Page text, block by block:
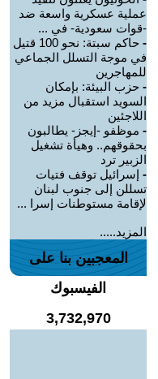
عملية عسكرية واسعة ضد
-قوات سعودية- في ...
-
حاكم سبتة: نحو 100 قتيل
في موجة التسلل الجماعي
للمهاجرين
- حزب البيئة: بإمكان
السويد استقبال مزيد من
اللاجئين
- موظفو -إيجز- يطالبون
بحقوقهم.. وهيأة تشغيل
الزبير ترد
- إسرائيل توقف فتيات
تسللن إلى جنوب لبنان
لإقامة مستوطنات إسرا ...
المزيد.....
المعجبين بنا على
الفيسبوك
3,732,970